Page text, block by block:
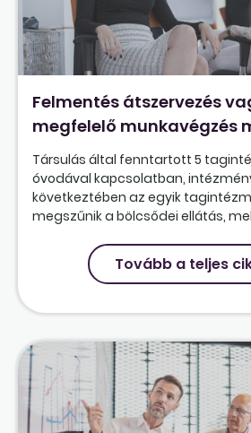
Felmentés átszervezés
megfelelő munkavégzés
Társulás által fenntartott 5
óvodával kapcsolatban,
következtében az egyik
megszűnik a bölcsődei ellátás,
Tovább a teljes